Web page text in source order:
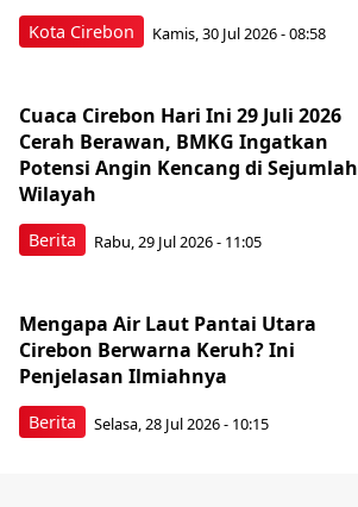
Kota Cirebon Kamis, 30 Jul 2026 - 08:58
Berita
Cuaca Cirebon Hari Ini 29 Juli 2026
Cerah Berawan, BMKG Ingatkan
Potensi Angin Kencang di Sejumlah
Wilayah
Rabu, 29 Jul 2026 - 11:05
Berita
Mengapa Air Laut Pantai Utara
Cirebon Berwarna Keruh? Ini
Penjelasan Ilmiahnya
Selasa, 28 Jul 2026 - 10:15